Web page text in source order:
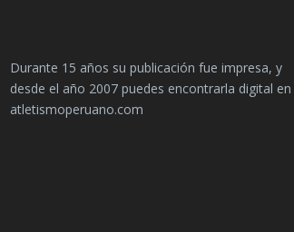
Durante 15 años su publicación fue impresa, y
desde el año 2007 puedes encontrarla digital en
atletismoperuano.com